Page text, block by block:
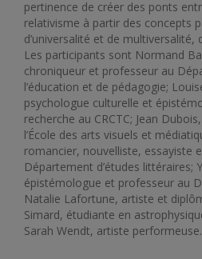
pertinence de créer des ponts
relativisme à partir des concepts
d’universalité et de multiversalité,
Les participants sont Normand
chroniqueur et professeur au
l’éducation et de pédagogie;
psychologue culturelle et
recherche au CRCTC; Jean
l’École des arts visuels et
romancier, nouvelliste, essayiste
Département d’études littéraires;
épistémologue et professeur au
Natalie Lafortune, artiste et
Simard, étudiante en
Sarah Wendt, artiste performeuse.